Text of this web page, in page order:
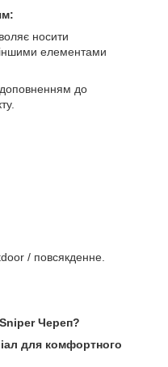
носити
елементами
до
/ повсякденне.
Череп?
для комфортного